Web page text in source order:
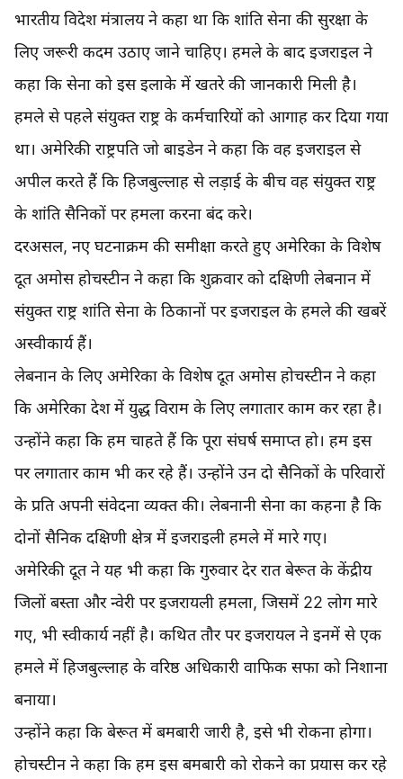
भारतीय विदेश मंत्रालय ने कहा था कि शांति सेना की सुरक्षा के
लिए जरूरी कदम उठाए जाने चाहिए। हमले के बाद इजराइल ने
कहा कि सेना को इस इलाके में खतरे की जानकारी मिली है।
हमले से पहले संयुक्त राष्ट्र के कर्मचारियों को आगाह कर दिया गया
था। अमेरिकी राष्ट्रपति जो बाइडेन ने कहा कि वह इजराइल से
अपील करते हैं कि हिजबुल्लाह से लड़ाई के बीच वह संयुक्त राष्ट्र
के शांति सैनिकों पर हमला करना बंद करे।
दरअसल, नए घटनाक्रम की समीक्षा करते हुए अमेरिका के विशेष
दूत अमोस होचस्टीन ने कहा कि शुक्रवार को दक्षिणी लेबनान में
संयुक्त राष्ट्र शांति सेना के ठिकानों पर इजराइल के हमले की खबरें
अस्वीकार्य हैं।
लेबनान के लिए अमेरिका के विशेष दूत अमोस होचस्टीन ने कहा
कि अमेरिका देश में युद्ध विराम के लिए लगातार काम कर रहा है।
उन्होंने कहा कि हम चाहते हैं कि पूरा संघर्ष समाप्त हो। हम इस
पर लगातार काम भी कर रहे हैं। उन्होंने उन दो सैनिकों के परिवारों
के प्रति अपनी संवेदना व्यक्त की। लेबनानी सेना का कहना है कि
दोनों सैनिक दक्षिणी क्षेत्र में इजराइली हमले में मारे गए।
अमेरिकी दूत ने यह भी कहा कि गुरुवार देर रात बेरूत के केंद्रीय
जिलों बस्ता और न्वेरी पर इजरायली हमला, जिसमें 22 लोग मारे
गए, भी स्वीकार्य नहीं है। कथित तौर पर इजरायल ने इनमें से एक
हमले में हिजबुल्लाह के वरिष्ठ अधिकारी वाफिक सफा को निशाना
बनाया।
उन्होंने कहा कि बेरूत में बमबारी जारी है, इसे भी रोकना होगा।
होचस्टीन ने कहा कि हम इस बमबारी को रोकने का प्रयास कर रहे